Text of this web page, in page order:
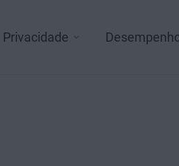
Privacidade